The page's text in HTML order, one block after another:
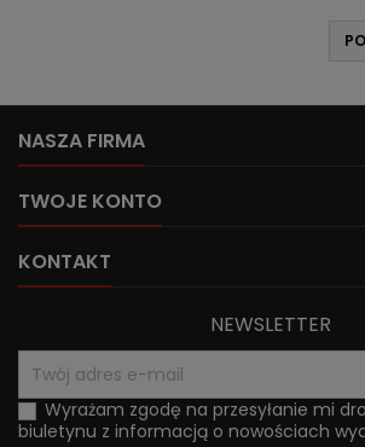
NASZA FIRMA
TWOJE KONTO
KONTAKT
NEWSLETTER
Wyrażam zgodę na przesyłanie mi
biuletynu z informacją o nowościach